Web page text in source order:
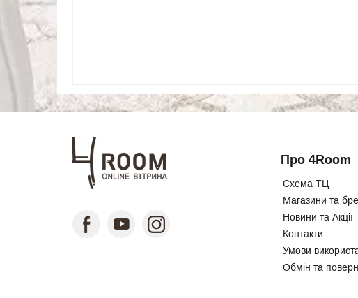
Про 4Room
Схема ТЦ
Магазини та
Новини та Акції
Контакти
Умови
Обмін та